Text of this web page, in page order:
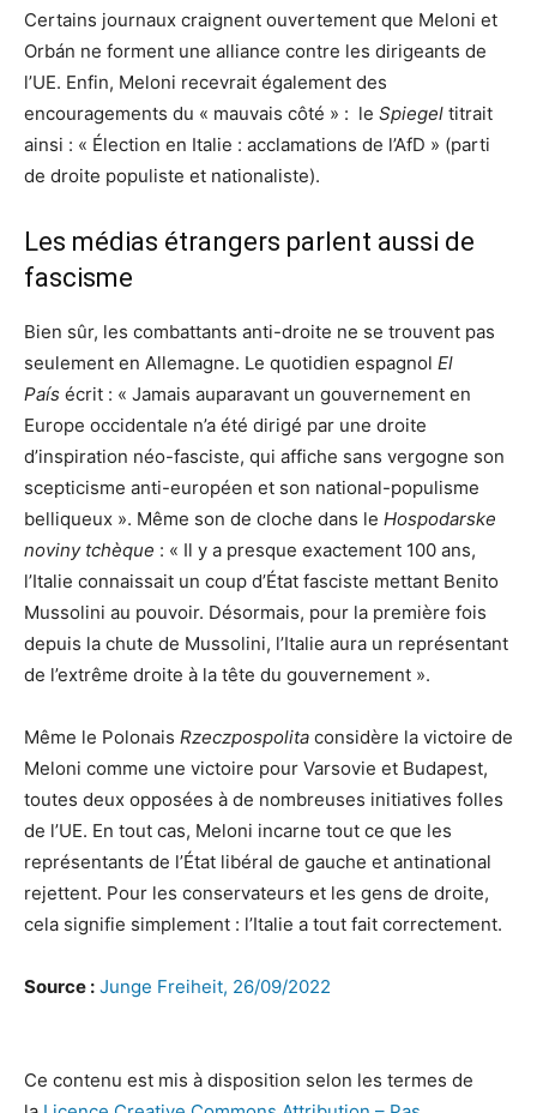
Certains journaux craignent ouvertement que Meloni et
Orbán ne forment une alliance contre les dirigeants de
l’UE. Enfin, Meloni recevrait également des
encouragements du « mauvais côté » : le Spiegel titrait
ainsi : « Élection en Italie : acclamations de l’AfD » (parti
de droite populiste et nationaliste).
Les médias étrangers parlent aussi de
fascisme
Bien sûr, les combattants anti-droite ne se trouvent pas
seulement en Allemagne. Le quotidien espagnol El
País écrit : « Jamais auparavant un gouvernement en
Europe occidentale n’a été dirigé par une droite
d’inspiration néo-fasciste, qui affiche sans vergogne son
scepticisme anti-européen et son national-populisme
belliqueux ». Même son de cloche dans le Hospodarske
noviny tchèque : « Il y a presque exactement 100 ans,
l’Italie connaissait un coup d’État fasciste mettant Benito
Mussolini au pouvoir. Désormais, pour la première fois
depuis la chute de Mussolini, l’Italie aura un représentant
de l’extrême droite à la tête du gouvernement ».
Même le Polonais Rzeczpospolita considère la victoire de
Meloni comme une victoire pour Varsovie et Budapest,
toutes deux opposées à de nombreuses initiatives folles
de l’UE. En tout cas, Meloni incarne tout ce que les
représentants de l’État libéral de gauche et antinational
rejettent. Pour les conservateurs et les gens de droite,
cela signifie simplement : l’Italie a tout fait correctement.
Source : Junge Freiheit, 26/09/2022
Ce contenu est mis à disposition selon les termes de